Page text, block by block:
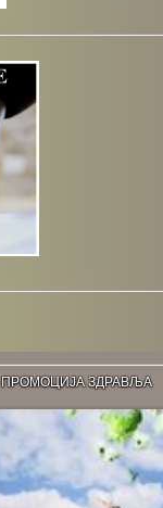
ПРОМОЦИЈА ЗДРАВЉА